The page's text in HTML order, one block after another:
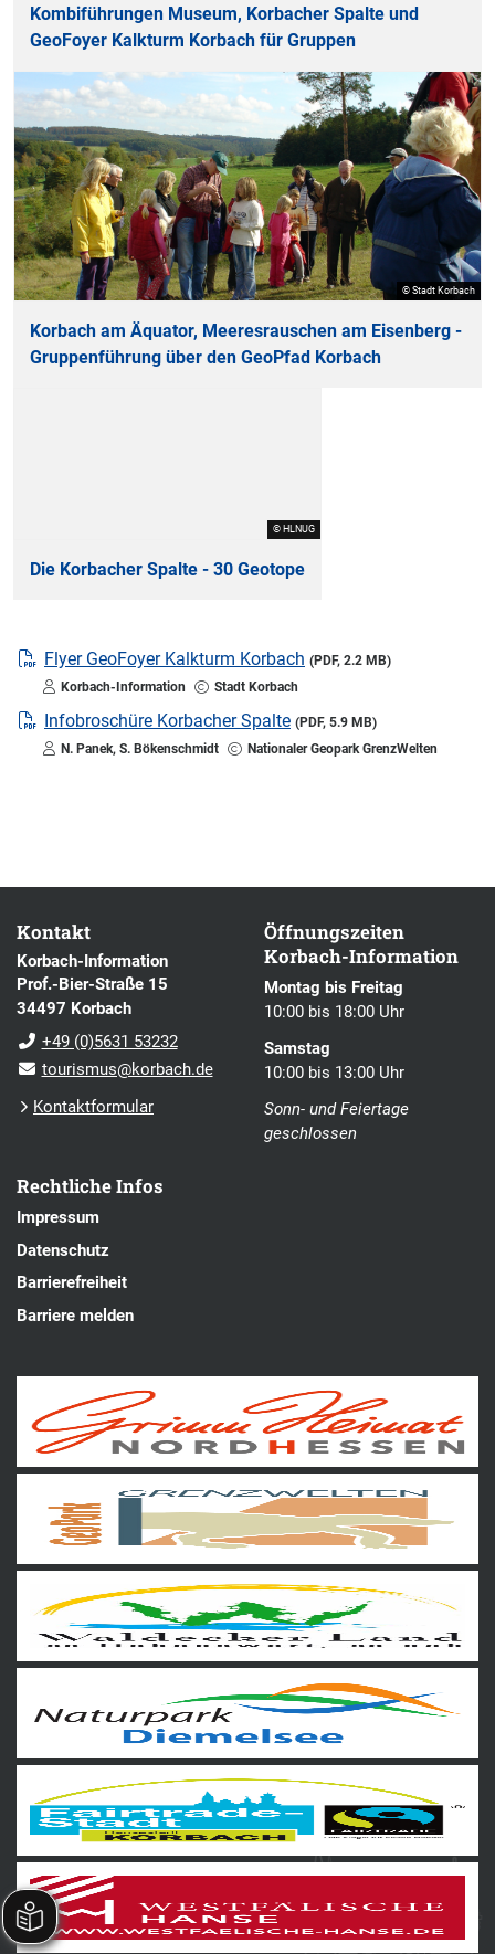
Kombiführungen Museum, Korbacher Spalte und
GeoFoyer Kalkturm Korbach für Gruppen
© Stadt Korbach
Korbach am Äquator, Meeresrauschen am Eisenberg -
Gruppenführung über den GeoPfad Korbach
© HLNUG
Die Korbacher Spalte - 30 Geotope
Flyer GeoFoyer Kalkturm Korbach (PDF, 2.2 MB)
Korbach-Information
Stadt Korbach
Infobroschüre Korbacher Spalte (PDF, 5.9 MB)
N. Panek, S. Bökenschmidt
Nationaler Geopark GrenzWelten
Kontakt
Korbach-Information
Prof.-Bier-Straße 15
34497 Korbach
+49 (0)5631 53232
tourismus@korbach.de
Kontaktformular
Öffnungszeiten
Korbach-Information
Montag bis Freitag
10:00 bis 18:00 Uhr
Samstag
10:00 bis 13:00 Uhr
Sonn- und Feiertage
geschlossen
Rechtliche Infos
Impressum
Datenschutz
Barrierefreiheit
Barriere melden